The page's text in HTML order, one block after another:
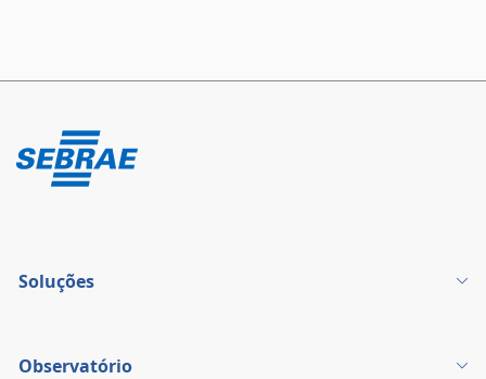
Soluções
Observatório